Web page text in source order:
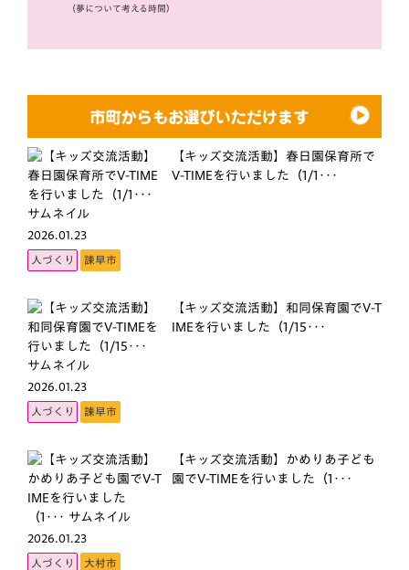
（夢について考える時間）
2026.01.23
【キッズ交流活動】春日園保育所で
V-TIMEを行いました（1/1･･･
人づくり 諫早市
2026.01.23
【キッズ交流活動】和同保育園でV-T
IMEを行いました（1/15･･･
人づくり 諫早市
2026.01.23
【キッズ交流活動】かめりあ子ども
園でV-TIMEを行いました（1･･･
人づくり 大村市